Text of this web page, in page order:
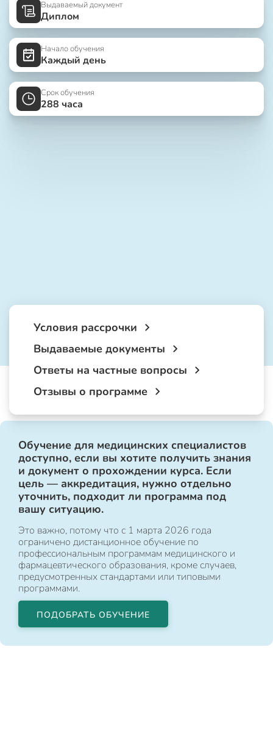
Выдаваемый документ
Диплом
Начало обучения
Каждый день
Срок обучения
288 часа
Условия рассрочки
Выдаваемые документы
Ответы на частные вопросы
Отзывы о программе
Обучение для медицинских специалистов
доступно, если вы хотите получить знания
и документ о прохождении курса. Если
цель — аккредитация, нужно отдельно
уточнить, подходит ли программа под
вашу ситуацию.
Это важно, потому что с 1 марта 2026 года
ограничено дистанционное обучение по
профессиональным программам медицинского и
фармацевтического образования, кроме случаев,
предусмотренных стандартами или типовыми
программами.
ПОДОБРАТЬ ОБУЧЕНИЕ